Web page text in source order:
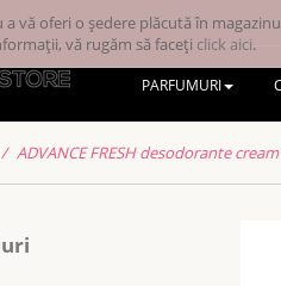
PARFUMURI
ADVANCE FRESH desodorante
vă oferi o ședere plăcută în
vă rugăm să faceți click aici.